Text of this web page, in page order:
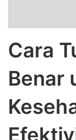
Cara
Benar